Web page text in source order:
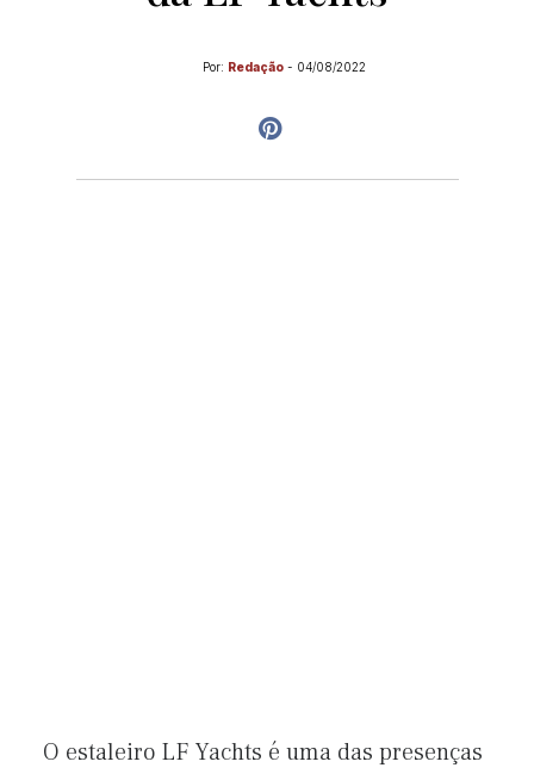
Por: Redação - 04/08/2022
O estaleiro LF Yachts é uma das presenças